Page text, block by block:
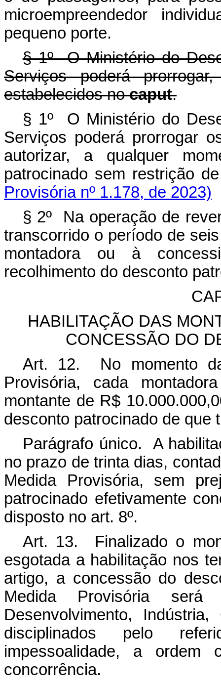
microempreendedor
pequeno porte.
§ 1º O Ministério do
Serviços poderá
estabelecidos nocaput.
§ 1º O Ministério do
Serviços poderá prorrogar
autorizar, a qualquer
patrocinado sem
Provisória nº 1.178, de 2023)
§ 2º Na operação de
transcorrido o período de
montadora ou à
recolhimento do desconto
HABILITAÇÃO DAS
CONCESSÃO DO
Art. 12. No momento
Provisória, cada
montante de R$
desconto patrocinado de que
Parágrafo único. A
no prazo de trinta dias,
Medida Provisória, sem
patrocinado efetivamente
disposto no art. 8º.
Art. 13. Finalizado o
esgotada a habilitação nos
artigo, a concessão do
Medida Provisória
Desenvolvimento,
disciplinados pelo
impessoalidade, a
concorrência.